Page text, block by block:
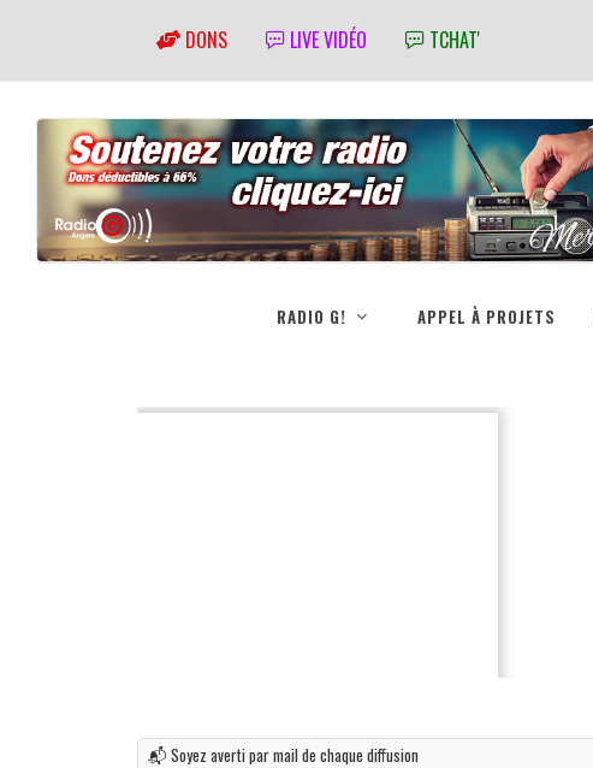
DONS LIVE VIDÉO TCHAT'
RADIO G! APPEL À PROJETS
📬 Soyez averti par mail de chaque diffusion